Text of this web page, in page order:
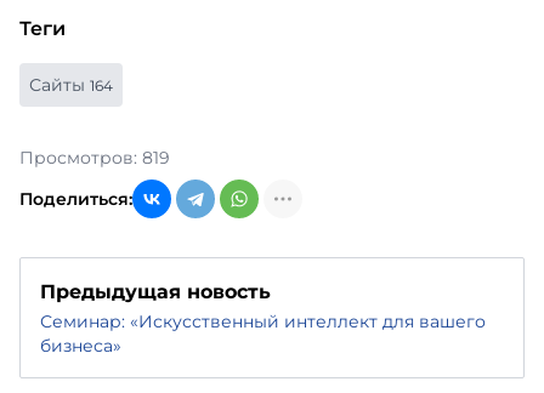
Теги
Сайты 164
Просмотров: 819
Поделиться:
Предыдущая новость
Семинар: «Искусственный интеллект для вашего
бизнеса»